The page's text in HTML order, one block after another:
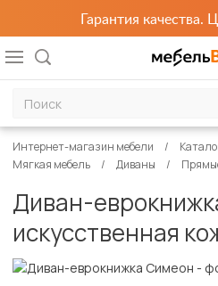
Гарантия
Интернет-магазин мебели
Мягкая мебель
Диваны
Диван-
искусственная